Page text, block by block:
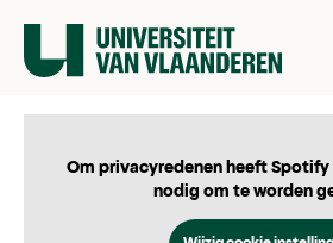
Om privacyredenen heeft
nodig om te worden